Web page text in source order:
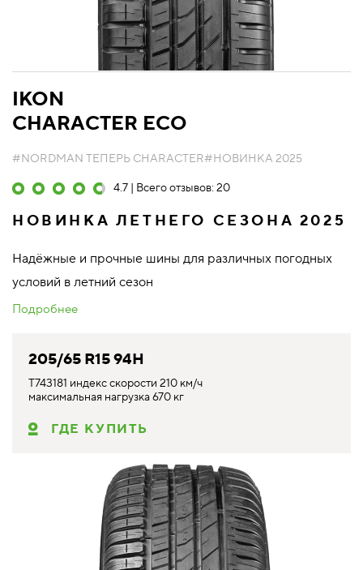
IKON
CHARACTER ECO
#NORDMAN ТЕПЕРЬ CHARACTER#НОВИНКА 2025
4.7 | Всего отзывов: 20
НОВИНКА ЛЕТНЕГО СЕЗОНА 2025
Надёжные и прочные шины для различных погодных
условий в летний сезон
Подробнее
205/65 R15 94H
T743181 индекс скорости 210 км/ч
максимальная нагрузка 670 кг
ГДЕ КУПИТЬ